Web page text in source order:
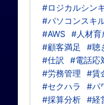
#ロジカルシン
#パソコンスキ
#AWS
#人材育
#顧客満足
#聴
#仕訳
#電話応
#労務管理
#賃
#セクハラ
#パ
#採算分析 #経